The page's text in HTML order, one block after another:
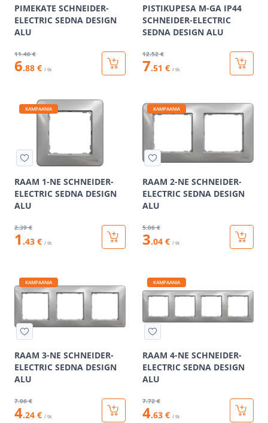
PIMEKATE SCHNEIDER-
ELECTRIC SEDNA DESIGN
ALU
11.46 €
6.88 € / tk
PISTIKUPESA M-GA IP44
SCHNEIDER-ELECTRIC
SEDNA DESIGN ALU
12.52 €
7.51 € / tk
KAMPAANIA
RAAM 1-NE SCHNEIDER-
ELECTRIC SEDNA DESIGN
ALU
2.39 €
1 .43 € / tk
KAMPAANIA
RAAM 2-NE SCHNEIDER-
ELECTRIC SEDNA DESIGN
ALU
5.06 €
3.04 € / tk
KAMPAANIA
RAAM 3-NE SCHNEIDER-
ELECTRIC SEDNA DESIGN
ALU
7.06 €
4.24 € / tk
KAMPAANIA
RAAM 4-NE SCHNEIDER-
ELECTRIC SEDNA DESIGN
ALU
7.72 €
4.63 € / tk